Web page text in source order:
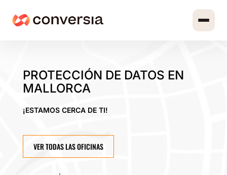
PROTECCIÓN DE DATOS EN
MALLORCA
¡ESTAMOS CERCA DE TI!
VER TODAS LAS OFICINAS